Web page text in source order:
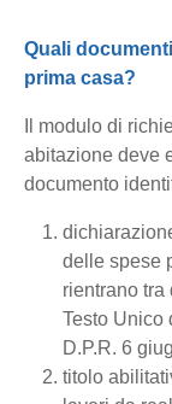
Quali
prima casa?
Il modulo di
abitazione deve
documento
delle spese
rientrano tra
Testo Unico
D.P.R. 6
titolo